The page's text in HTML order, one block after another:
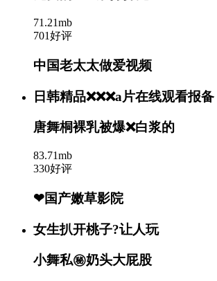
71.21mb
701好评
中国老太太做爱视频
日韩精品❌❌❌a片在线观看报备
唐舞桐裸乳被爆❌白浆的
83.71mb
330好评
❤国产嫩草影院
女生扒开桃子?让人玩
小舞私㊙️奶头大屁股